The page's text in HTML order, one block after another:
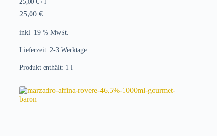
25,00 € / l
25,00 €
inkl. 19 % MwSt.
Lieferzeit: 2-3 Werktage
Produkt enthält: 1 l